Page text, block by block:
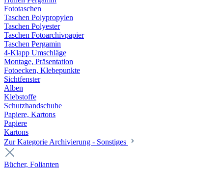
Fototaschen
Taschen Polypropylen
Taschen Polyester
Taschen Fotoarchivpapier
Taschen Pergamin
4-Klapp Umschläge
Montage, Präsentation
Fotoecken, Klebepunkte
Sichtfenster
Alben
Klebstoffe
Schutzhandschuhe
Papiere, Kartons
Papiere
Kartons
Zur Kategorie Archivierung - Sonstiges
Bücher, Folianten